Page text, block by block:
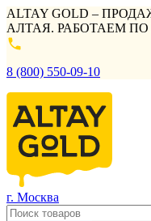
ALTAY GOLD –
АЛТАЯ. РАБОТАЕМ
8 (800) 550-09-10
г. Москва